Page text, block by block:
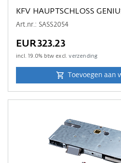
KFV HAUPTSCHLOSS
Art.nr.: SASS2054
EUR323.23
incl.19.0% btw excl.verzending
Toevoegen aan